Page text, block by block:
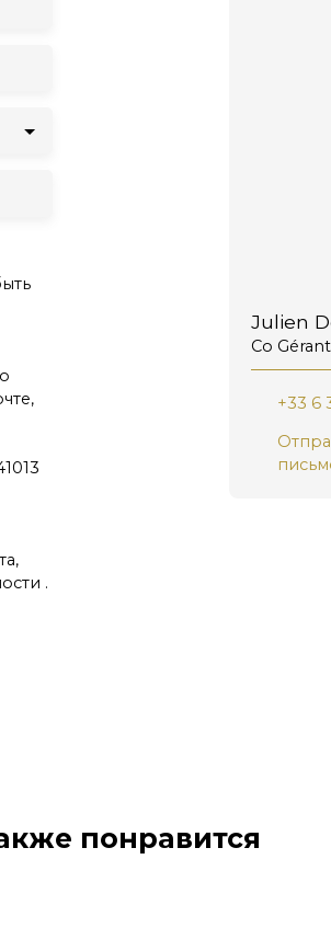
.
Julien
Co Gérant
+33 6
понравится